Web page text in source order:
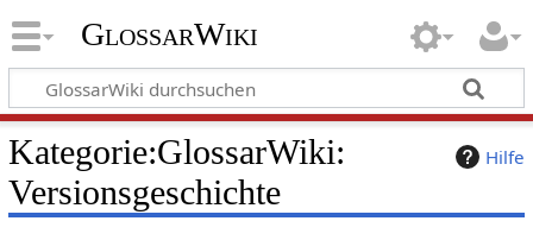
GlossarWiki
Hilfe
Kategorie:GlossarWiki:
Versionsgeschichte